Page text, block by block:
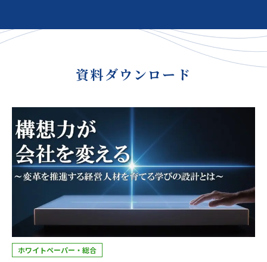
資料ダウンロード
ホワイトペーパー・総合